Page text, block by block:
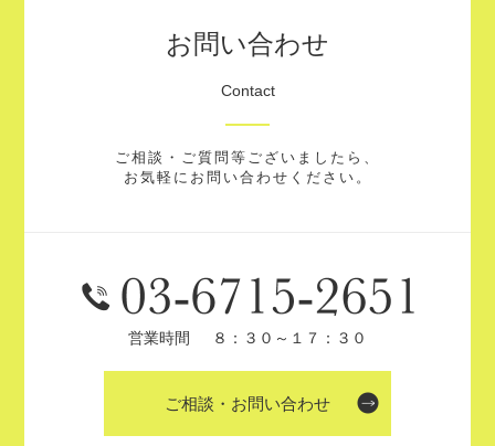
お問い合わせ
Contact
ご相談・ご質問等ございましたら、
お気軽にお問い合わせください。
営業時間 ８：３０～１７：３０
ご相談・お問い合わせ